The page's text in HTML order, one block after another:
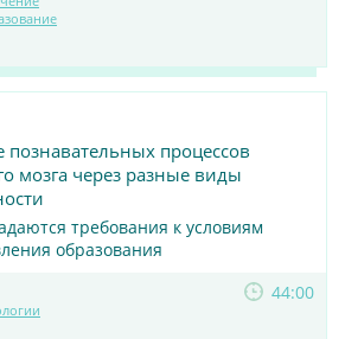
ПОСМОТРЕТЬ
познавательных процессов
мозга через разные виды
требования к условиям
образования
44:00